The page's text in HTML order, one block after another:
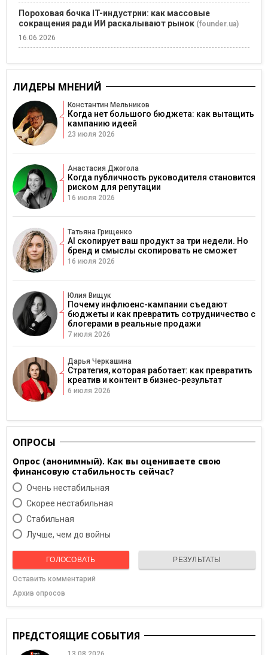
Пороховая бочка IT-индустрии: как массовые
сокращения ради ИИ раскалывают рынок (founder.ua)
16.06.2026
ЛИДЕРЫ МНЕНИЙ
Константин Мельников
Когда нет большого бюджета: как вытащить
кампанию идеей
23 июля 2026
Анастасия Джогола
Когда публичность руководителя становится
риском для репутации
16 июля 2026
Татьяна Грищенко
AI скопирует ваш продукт за три недели. Но
бренд и смыслы скопировать не сможет
16 июля 2026
Юлия Вищук
Почему инфлюенс-кампании съедают
бюджеты и как превратить сотрудничество с
блогерами в реальные продажи
7 июля 2026
Дарья Черкашина
Стратегия, которая работает: как превратить
креатив и контент в бизнес-результат
6 июля 2026
ОПРОСЫ
Опрос (анонимный). Как вы оцениваете свою
финансовую стабильность сейчас?
Очень нестабильная
Скорее нестабильная
Cтабильная
Лучше, чем до войны
ГОЛОСОВАТЬ РЕЗУЛЬТАТЫ
Оставить комментарий
Архив опросов
ПРЕДСТОЯЩИЕ СОБЫТИЯ